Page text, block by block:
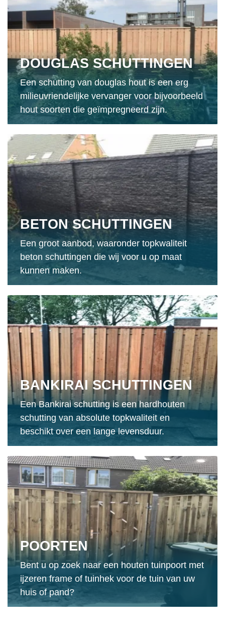
DOUGLAS SCHUTTINGEN
Een schutting van douglas hout is een erg
milieuvriendelijke vervanger voor bijvoorbeeld
hout soorten die geïmpregneerd zijn.
BETON SCHUTTINGEN
Een groot aanbod, waaronder topkwaliteit
beton schuttingen die wij voor u op maat
kunnen maken.
BANKIRAI SCHUTTINGEN
Een Bankirai schutting is een hardhouten
schutting van absolute topkwaliteit en
beschikt over een lange levensduur.
POORTEN
Bent u op zoek naar een houten tuinpoort met
ijzeren frame of tuinhek voor de tuin van uw
huis of pand?